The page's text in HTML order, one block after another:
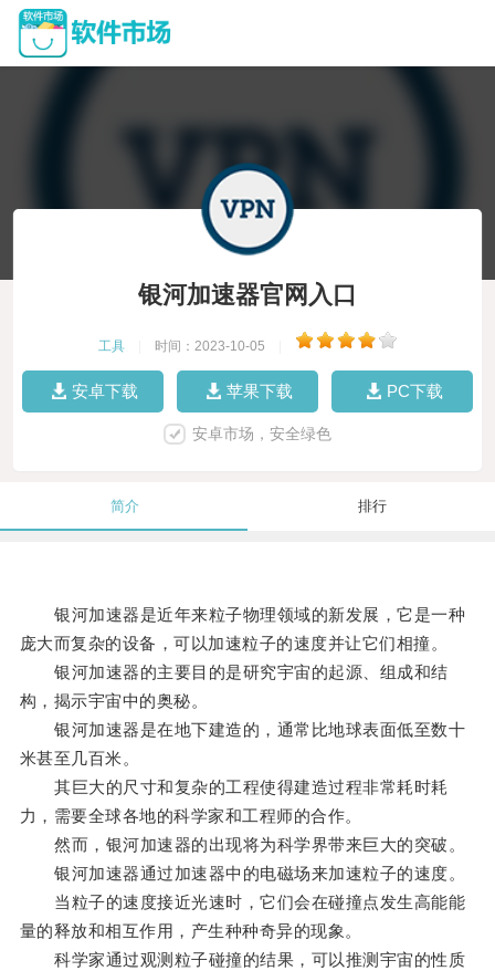
银河加速器官网入口
工具 时间：2023-10-05
安卓下载 苹果下载 PC下载
安卓市场，安全绿色
简介 排行
银河加速器是近年来粒子物理领域的新发展，它是一种
庞大而复杂的设备，可以加速粒子的速度并让它们相撞。
银河加速器的主要目的是研究宇宙的起源、组成和结
构，揭示宇宙中的奥秘。
银河加速器是在地下建造的，通常比地球表面低至数十
米甚至几百米。
其巨大的尺寸和复杂的工程使得建造过程非常耗时耗
力，需要全球各地的科学家和工程师的合作。
然而，银河加速器的出现将为科学界带来巨大的突破。
银河加速器通过加速器中的电磁场来加速粒子的速度。
当粒子的速度接近光速时，它们会在碰撞点发生高能能
量的释放和相互作用，产生种种奇异的现象。
科学家通过观测粒子碰撞的结果，可以推测宇宙的性质